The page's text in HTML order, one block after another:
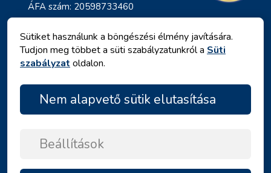
ÁFA szám: 20598733460
ID: HR-AB-23-060130534, MB:
0650676
Sütiket használunk a böngészési élmény javítására.
Tudjon meg többet a süti szabályzatunkról a Süti
szabályzat oldalon.
Nem alapvető sütik elutasítása
Beállítások